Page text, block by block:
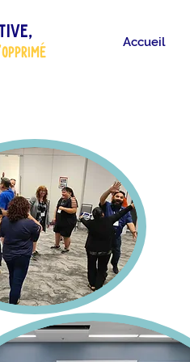
Accueil